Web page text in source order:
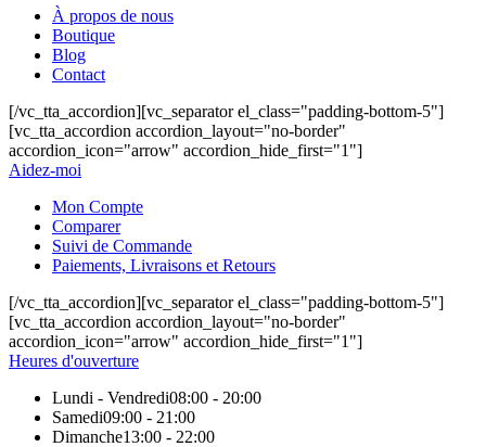
À propos de nous
Boutique
Blog
Contact
[/vc_tta_accordion][vc_separator el_class="padding-bottom-5"]
[vc_tta_accordion accordion_layout="no-border"
accordion_icon="arrow" accordion_hide_first="1"]
Aidez-moi
Mon Compte
Comparer
Suivi de Commande
Paiements, Livraisons et Retours
[/vc_tta_accordion][vc_separator el_class="padding-bottom-5"]
[vc_tta_accordion accordion_layout="no-border"
accordion_icon="arrow" accordion_hide_first="1"]
Heures d'ouverture
Lundi - Vendredi08:00 - 20:00
Samedi09:00 - 21:00
Dimanche13:00 - 22:00